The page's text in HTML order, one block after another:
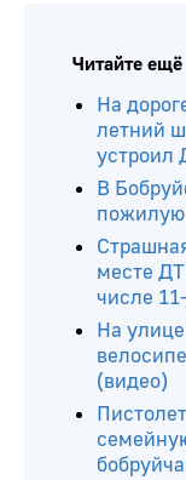
Читайте ещё
На
летний
устроил
В
пожилую
месте
числе
На
(видео)